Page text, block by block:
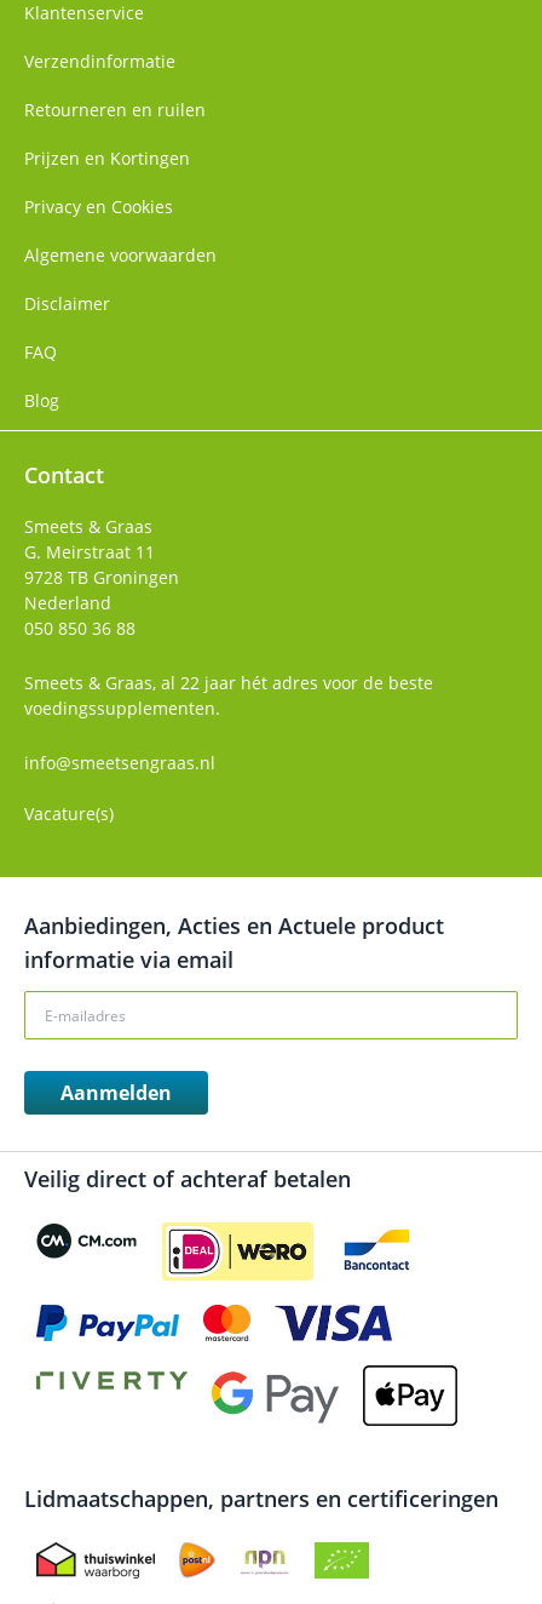
Klantenservice
Verzendinformatie
Retourneren en ruilen
Prijzen en Kortingen
Privacy en Cookies
Algemene voorwaarden
Disclaimer
FAQ
Blog
Contact
Smeets & Graas
G. Meirstraat 11
9728 TB Groningen
Nederland
050 850 36 88
Smeets & Graas, al 22 jaar hét adres voor de beste
voedingssupplementen.
info@smeetsengraas.nl
Vacature(s)
Aanbiedingen, Acties en Actuele product
informatie via email
Aanmelden
Veilig direct of achteraf betalen
Lidmaatschappen, partners en certificeringen